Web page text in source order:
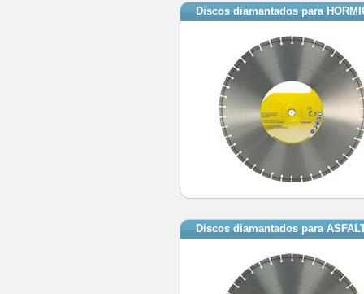
Discos diamantados para
Discos diamantados para